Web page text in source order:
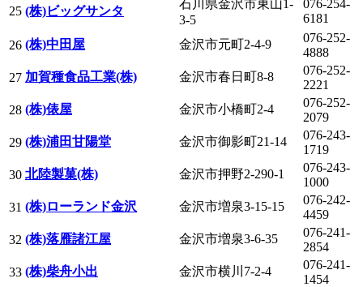
25 (株)ビッグサンタ
石川県金沢市東山1-
3-5
076-254-
6181
26 (株)中田屋 金沢市元町2-4-9
076-252-
4888
27 加賀種食品工業(株) 金沢市春日町8-8
076-252-
2221
28 (株)俵屋 金沢市小橋町2-4
076-252-
2079
29 (株)浦田甘陽堂 金沢市御影町21-14
076-243-
1719
30 北陸製菓(株) 金沢市押野2-290-1
076-243-
1000
31 (株)ローランド金沢 金沢市増泉3-15-15
076-242-
4459
32 (株)落雁諸江屋 金沢市増泉3-6-35
076-241-
2854
33 (株)柴舟小出 金沢市横川7-2-4
076-241-
1454